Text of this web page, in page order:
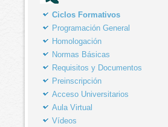
Ciclos Formativos
Programación General
Homologación
Normas Básicas
Requisitos y Documentos
Preinscripción
Acceso Universitarios
Aula Virtual
Vídeos